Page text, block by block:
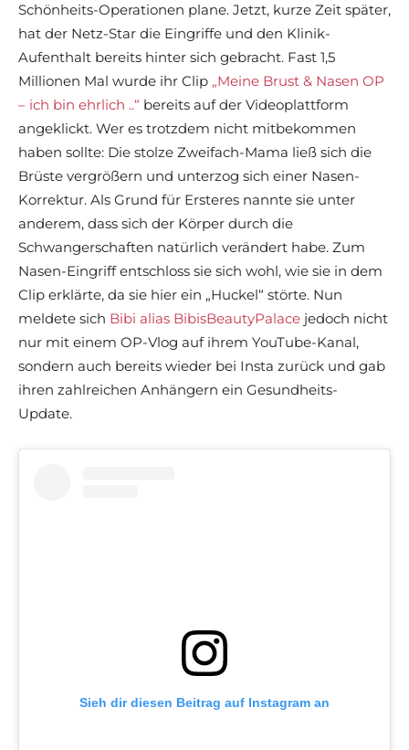
Schönheits-Operationen plane. Jetzt, kurze Zeit später,
hat der Netz-Star die Eingriffe und den Klinik-
Aufenthalt bereits hinter sich gebracht. Fast 1,5
Millionen Mal wurde ihr Clip „Meine Brust & Nasen OP
– ich bin ehrlich ..“ bereits auf der Videoplattform
angeklickt. Wer es trotzdem nicht mitbekommen
haben sollte: Die stolze Zweifach-Mama ließ sich die
Brüste vergrößern und unterzog sich einer Nasen-
Korrektur. Als Grund für Ersteres nannte sie unter
anderem, dass sich der Körper durch die
Schwangerschaften natürlich verändert habe. Zum
Nasen-Eingriff entschloss sie sich wohl, wie sie in dem
Clip erklärte, da sie hier ein „Huckel“ störte. Nun
meldete sich Bibi alias BibisBeautyPalace jedoch nicht
nur mit einem OP-Vlog auf ihrem YouTube-Kanal,
sondern auch bereits wieder bei Insta zurück und gab
ihren zahlreichen Anhängern ein Gesundheits-
Update.
Sieh dir diesen Beitrag auf Instagram an